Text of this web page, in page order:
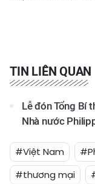
TIN LIÊN QUAN
Lễ đón Tổng Bí
Nhà nước
#Việt Nam
#thương mại